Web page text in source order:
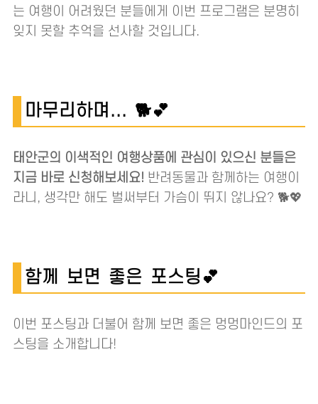
는 여행이 어려웠던 분들에게 이번 프로그램은 분명히
잊지 못할 추억을 선사할 것입니다.
마무리하며... 🐕💕
태안군의 이색적인 여행상품에 관심이 있으신 분들은
지금 바로 신청해보세요! 반려동물과 함께하는 여행이
라니, 생각만 해도 벌써부터 가슴이 뛰지 않나요? 🐕💖
함께 보면 좋은 포스팅💕
이번 포스팅과 더불어 함께 보면 좋은 멍멍마인드의 포
스팅을 소개합니다!